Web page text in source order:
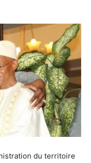
du territoire